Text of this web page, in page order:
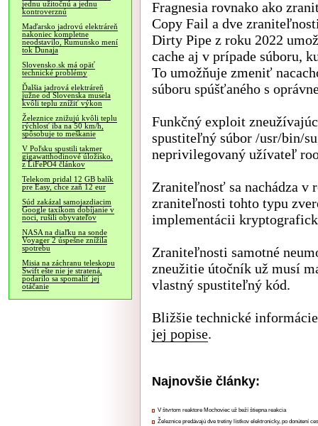
jednu užitočnú a jednu
kontroverznú
Maďarsko jadrovú elektráreň
nakoniec kompletne
neodstavilo, Rumunsko mení
tok Dunaja
Slovensko.sk má opäť
technické problémy
Ďalšia jadrová elektráreň
južne od Slovenska musela
kvôli teplu znížiť výkon
Železnice znižujú kvôli teplu
rýchlosť iba na 50 km/h,
spôsobuje to meškanie
V Poľsku spustili takmer
gigawatthodinové úložisko,
z LiFePO4 článkov
Telekom pridal 12 GB balík
pre Easy, chce zaň 12 eur
Súd zakázal samojazdiacim
Google taxíkom dobíjanie v
noci, rušili obyvateľov
NASA na diaľku na sonde
Voyager 2 úspešne znížila
spotrebu
Misia na záchranu teleskopu
Swift ešte nie je stratená,
podarilo sa spomaliť jej
otáčanie
Fragnesia rovnako ako
Copy Fail a dve
Dirty Pipe z roku 2022
cache aj v prípade súboru,
To umožňuje zmeniť
súboru spúšťaného s
Funkčný exploit
spustiteľný súbor /usr/bin/
neprivilegovaný užívateľ
Zraniteľnosť sa nachádza v
zraniteľnosti tohto typu
implementácii
Zraniteľnosti samotné
zneužitie útočník už musí
vlastný spustiteľný kód.
Bližšie technické
jej popise.
Najnovšie články:
V štvrtom reaktore Mochoviec už beží štiepna reakcia
Železnice predávajú dve tretiny lístkov elektronicky, po donútení